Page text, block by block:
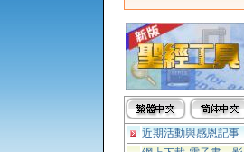
近期活動與感恩記事